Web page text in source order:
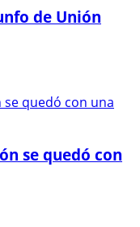
de Unión
se quedó con